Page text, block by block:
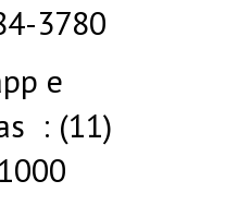
3780
e
: (11)